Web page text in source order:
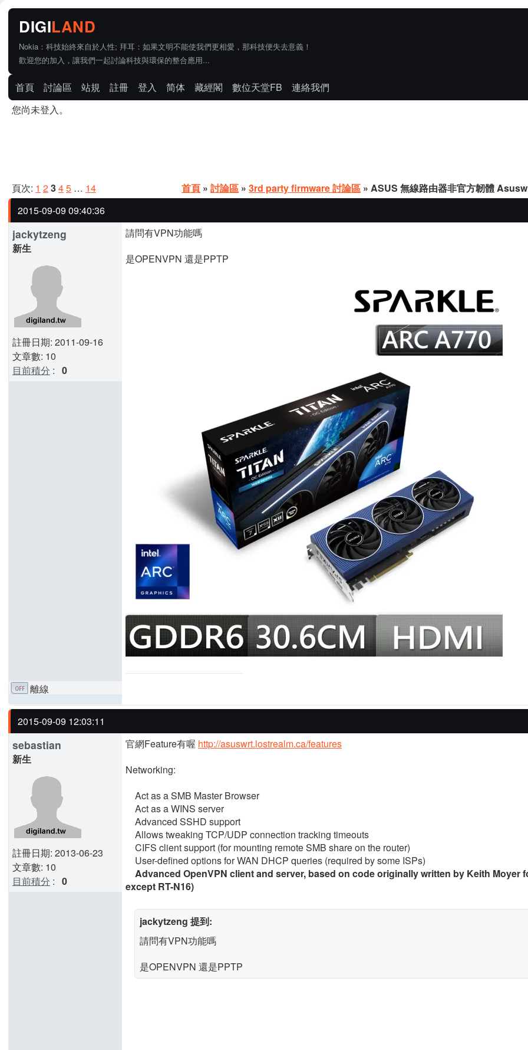
Nokia：科技始終來自於人性; 拜耳：如果文明不能使我們更相愛，那科技便失去意義！
歡迎您的加入，讓我們一起討論科技與環保的整合應用...
首頁 討論區 站規 註冊 登入 简体 藏經閣 數位天堂FB
連絡我們
您尚未登入。
頁次: 1 2345 … 14 首頁 » 討論區 » 3rd party firmware 討論區 » ASUS 無線路由器非官方韌體
2015-09-09 09:40:36
jackytzeng
新生
註冊日期: 2011-09-16
文章數: 10
目前積分 : 0
請問有VPN功能嗎
是OPENVPN 還是PPTP
離線
2015-09-09 12:03:11
sebastian
新生
註冊日期: 2013-06-23
文章數: 10
目前積分 : 0
官網Feature有喔 http://asuswrt.lostrealm.ca/features
Networking:
Act as a SMB Master Browser
Act as a WINS server
Advanced SSHD support
Allows tweaking TCP/UDP connection tracking timeouts
CIFS client support (for mounting remote SMB share on the router)
User-defined options for WAN DHCP queries (required by some ISPs)
Advanced OpenVPN client and server, based on code originally written by Keith Moyer
except RT-N16)
jackytzeng 提到:
請問有VPN功能嗎
是OPENVPN 還是PPTP